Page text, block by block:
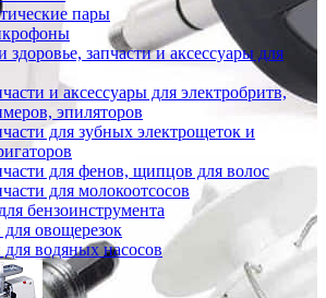
пары
здоровье, запчасти и аксессуары для
и аксессуары для электробритв,
эпиляторов
для зубных электрощеток и
для фенов, щипцов для волос
для молокоотсосов
бензоинструмента
для овощерезок
для водяных насосов